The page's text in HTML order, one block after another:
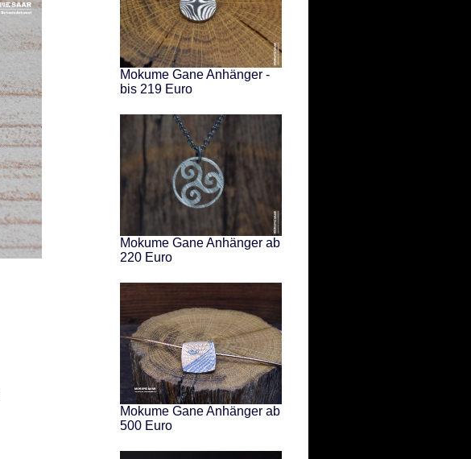
Mokume Gane Anhänger -
bis 219 Euro
Mokume Gane Anhänger ab
220 Euro
Mokume Gane Anhänger ab
500 Euro